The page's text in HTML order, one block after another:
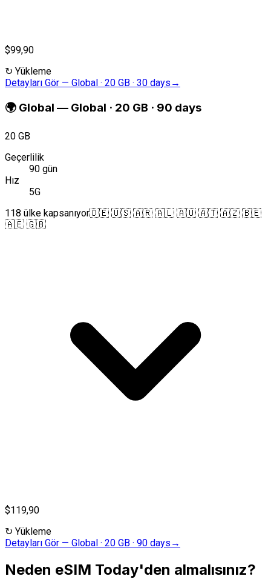
$99,90
↻ Yükleme
Detayları Gör — Global · 20 GB · 30 days →
🌍 Global — Global · 20 GB · 90 days
20 GB
Geçerlilik
90 gün
Hız
5G
118 ülke kapsanıyor🇩🇪 🇺🇸 🇦🇷 🇦🇱 🇦🇺 🇦🇹 🇦🇿 🇧🇪
🇦🇪 🇬🇧
$119,90
↻ Yükleme
Detayları Gör — Global · 20 GB · 90 days →
Neden eSIM Today'den almalısınız?